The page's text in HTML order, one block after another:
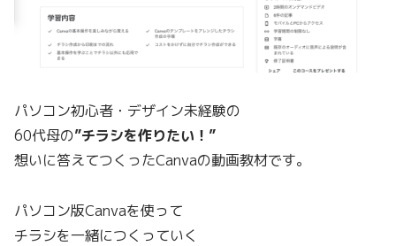
パソコン初心者・デザイン未経験の
60代母の”チラシを作りたい！”
想いに答えてつくったCanvaの動画教材です。
パソコン版Canvaを使って
チラシを一緒につくっていく